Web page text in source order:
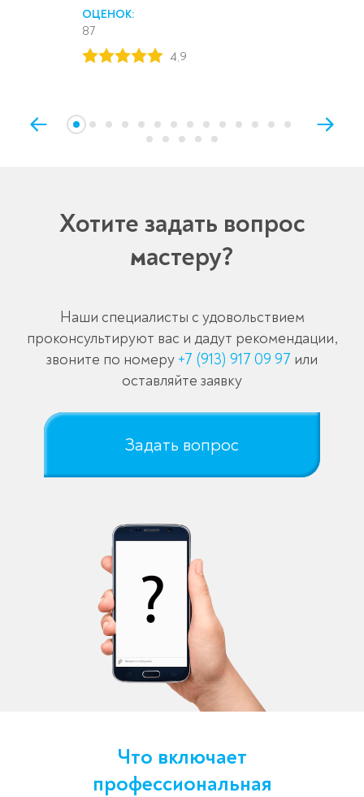
ОЦЕНОК:
87
4,9
Хотите задать вопрос
мастеру?
Наши специалисты с удовольствием
проконсультируют вас и дадут рекомендации,
звоните по номеру +7 (913) 917 09 97 или
оставляйте заявку
Задать вопрос
Что включает
профессиональная